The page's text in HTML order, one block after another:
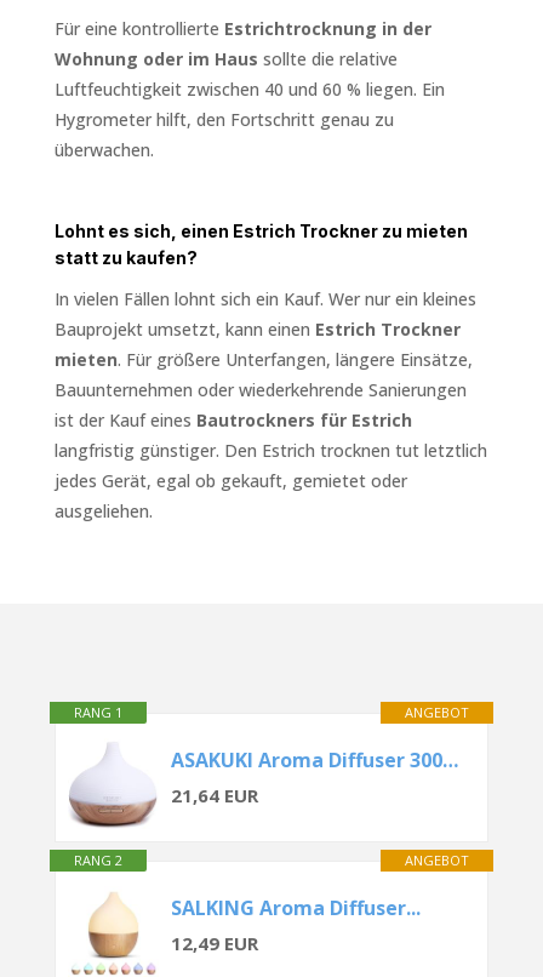
Für eine kontrollierte Estrichtrocknung in der
Wohnung oder im Haus sollte die relative
Luftfeuchtigkeit zwischen 40 und 60 % liegen. Ein
Hygrometer hilft, den Fortschritt genau zu
überwachen.
Lohnt es sich, einen Estrich Trockner zu mieten
statt zu kaufen?
In vielen Fällen lohnt sich ein Kauf. Wer nur ein kleines
Bauprojekt umsetzt, kann einen Estrich Trockner
mieten. Für größere Unterfangen, längere Einsätze,
Bauunternehmen oder wiederkehrende Sanierungen
ist der Kauf eines Bautrockners für Estrich
langfristig günstiger. Den Estrich trocknen tut letztlich
jedes Gerät, egal ob gekauft, gemietet oder
ausgeliehen.
ANGEBOT
RANG 1
ASAKUKI Aroma Diffuser 300ML
21,64 EUR
ANGEBOT
RANG 2
SALKING Aroma Diffuser...
12,49 EUR